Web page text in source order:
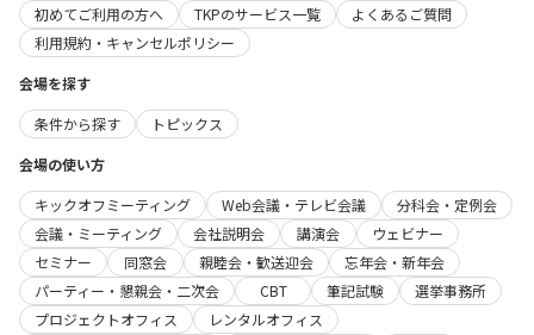
初めてご利用の方へ
TKPのサービス一覧
よくあるご質問
利用規約・キャンセルポリシー
会場を探す
条件から探す
トピックス
会場の使い方
キックオフミーティング
Web会議・テレビ会議
分科会・定例会
会議・ミーティング
会社説明会 講演会
ウェビナー
セミナー
同窓会 親睦会・歓送迎会
忘年会・新年会
パーティー・懇親会・二次会
CBT 筆記試験
選挙事務所
プロジェクトオフィス
レンタルオフィス